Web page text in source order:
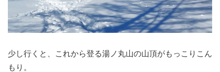
少し行くと、これから登る湯ノ丸山の山頂がもっこりこん
もり。